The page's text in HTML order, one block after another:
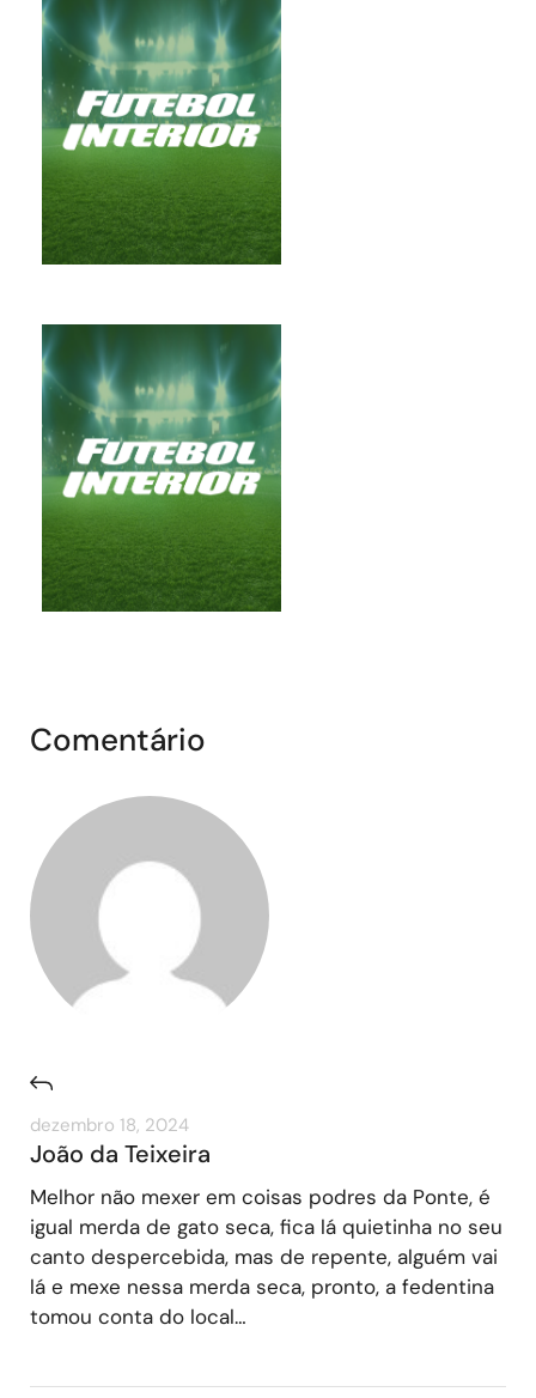
Comentário
dezembro 18, 2024
João da Teixeira
Melhor não mexer em coisas podres da Ponte, é
igual merda de gato seca, fica lá quietinha no seu
canto despercebida, mas de repente, alguém vai
lá e mexe nessa merda seca, pronto, a fedentina
tomou conta do local…